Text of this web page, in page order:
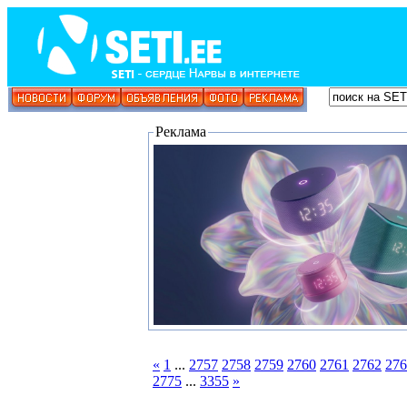
Реклама
« 1 ... 2757 2758 2759 2760 2761 2762
2775 ... 3355 »